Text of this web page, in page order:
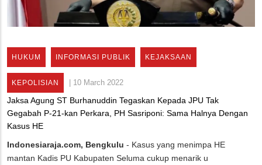
HUKUM INFORMASI PUBLIK KEJAKSAAN
KEPOLISIAN | 10 March 2022
Jaksa Agung ST Burhanuddin Tegaskan Kepada JPU Tak
Gegabah P-21-kan Perkara, PH Sasriponi: Sama Halnya Dengan
Kasus HE
Indonesiaraja.com, Bengkulu - Kasus yang menimpa HE
mantan Kadis PU Kabupaten Seluma cukup menarik u